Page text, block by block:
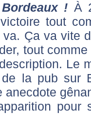
! À
tout
Ça va vite
tout
Le
la pub sur
anecdote